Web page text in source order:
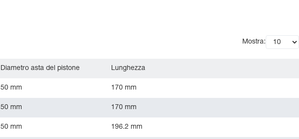
Mostra:
Diametro asta del pistone Lunghezza
50 mm 170 mm
50 mm 170 mm
50 mm 196.2 mm